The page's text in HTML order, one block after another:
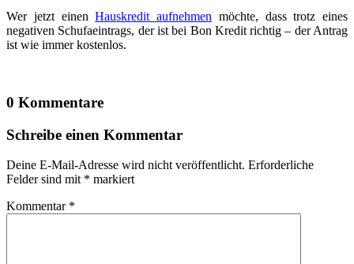
Wer jetzt einenHauskredit aufnehmen möchte, dass trotz eines
negativen Schufaeintrags, der ist bei Bon Kredit richtig – der Antrag
ist wie immer kostenlos.
0 Kommentare
Schreibe einen Kommentar
Deine E-Mail-Adresse wird nicht veröffentlicht. Erforderliche
Felder sind mit * markiert
Kommentar *